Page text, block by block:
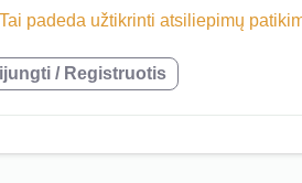
padeda užtikrinti atsiliepimų
/ Registruotis